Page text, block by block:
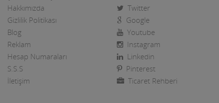
Hakkımızda
Gizlilik Politikası
Blog
Reklam
Hesap Numaraları
S.S.S
İletişim
Twitter
Google
Youtube
Instagram
Linkedin
Pinterest
Ticaret Rehberi